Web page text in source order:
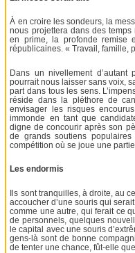
À en croire les sondeurs, la
nous projettera dans des
en prime, la profonde remise
républicaines. « Travail, famille,
Dans un nivellement d’autant
pourrait nous laisser sans voix,
part dans tous les sens.
réside dans la pléthore de
envisager les risques
immonde en tant que
digne de concourir après son
de grands soutiens
compétition où se joue une
Les endormis
Ils sont tranquilles, à droite, au
accoucher d’une souris qui
comme une autre, qui ferait ce
de personnels, quelques
le capital avec une souris
gens-là sont de bonne
de tenter une chance, fût-elle